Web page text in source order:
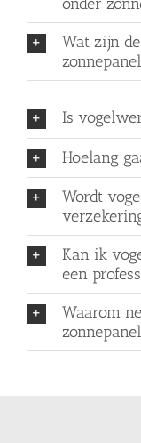
Wat zijn
Is
Hoelang
Wordt
Kan ik
een
Waarom